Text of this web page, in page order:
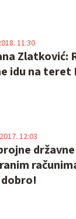
Zlatković:
idu na teret
11:30
12:03